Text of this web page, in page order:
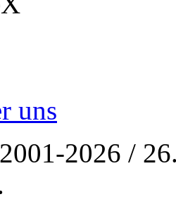
uns
2026 /